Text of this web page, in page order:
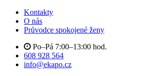
Kontakty
O nás
Průvodce spokojené ženy
Po–Pá 7:00–13:00 hod.
608 928 564
info@ekapo.cz